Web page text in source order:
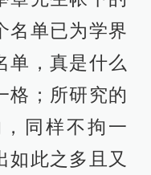
名单已为学界
单，真是什么
格；所研究的
同样不拘一
如此之多且又